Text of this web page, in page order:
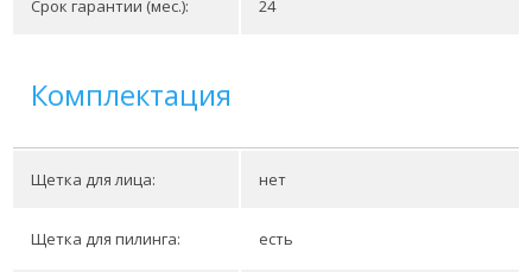
Срок гарантии (мес.): 24
Комплектация
Щетка для лица: нет
Щетка для пилинга: есть